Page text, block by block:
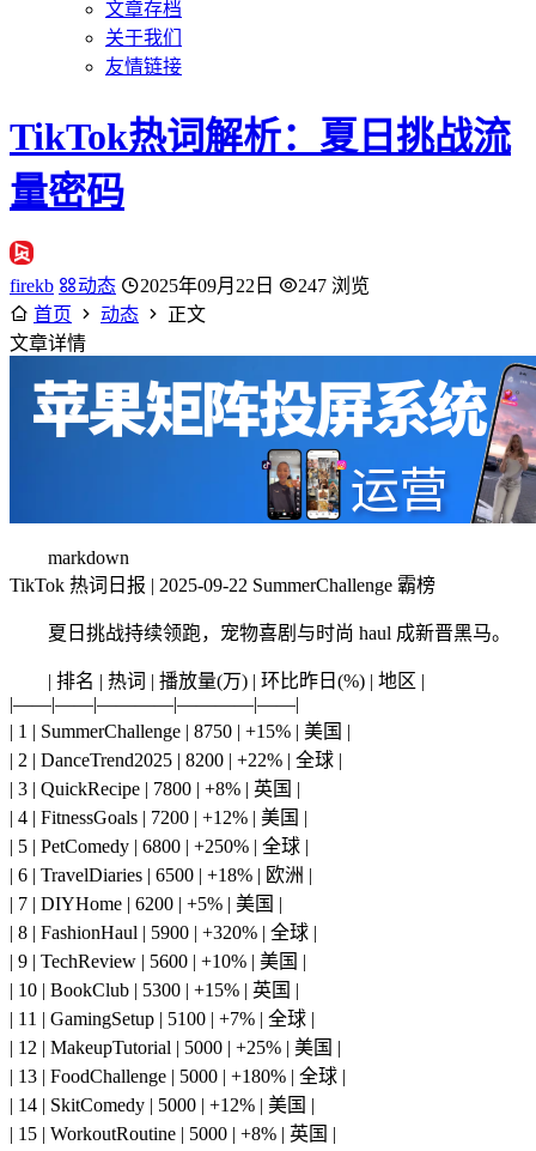
文章存档
关于我们
友情链接
TikTok热词解析：夏日挑战流
量密码
firekb 动态 2025年09月22日
247 浏览
首页
动态
正文
文章详情
markdown
TikTok 热词日报 | 2025-09-22 SummerChallenge 霸榜
夏日挑战持续领跑，宠物喜剧与时尚 haul 成新晋黑马。
| 排名 | 热词 | 播放量(万) | 环比昨日(%) | 地区 |
|——|——|————|————|——|
| 1 | SummerChallenge | 8750 | +15% | 美国 |
| 2 | DanceTrend2025 | 8200 | +22% | 全球 |
| 3 | QuickRecipe | 7800 | +8% | 英国 |
| 4 | FitnessGoals | 7200 | +12% | 美国 |
| 5 | PetComedy | 6800 | +250% | 全球 |
| 6 | TravelDiaries | 6500 | +18% | 欧洲 |
| 7 | DIYHome | 6200 | +5% | 美国 |
| 8 | FashionHaul | 5900 | +320% | 全球 |
| 9 | TechReview | 5600 | +10% | 美国 |
| 10 | BookClub | 5300 | +15% | 英国 |
| 11 | GamingSetup | 5100 | +7% | 全球 |
| 12 | MakeupTutorial | 5000 | +25% | 美国 |
| 13 | FoodChallenge | 5000 | +180% | 全球 |
| 14 | SkitComedy | 5000 | +12% | 美国 |
| 15 | WorkoutRoutine | 5000 | +8% | 英国 |